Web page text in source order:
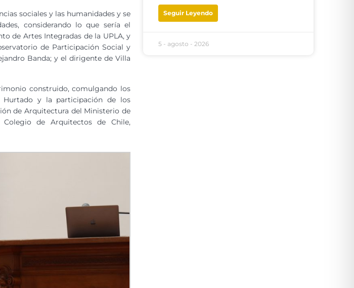
sociales y las humanidades y se
considerando lo que sería el
de Artes Integradas de la UPLA, y
de Participación Social y
Banda; y el dirigente de Villa
construido, comulgando los
y la participación de los
de Arquitectura del Ministerio de
de Arquitectos de Chile,
Seguir Leyendo
5 - agosto - 2026